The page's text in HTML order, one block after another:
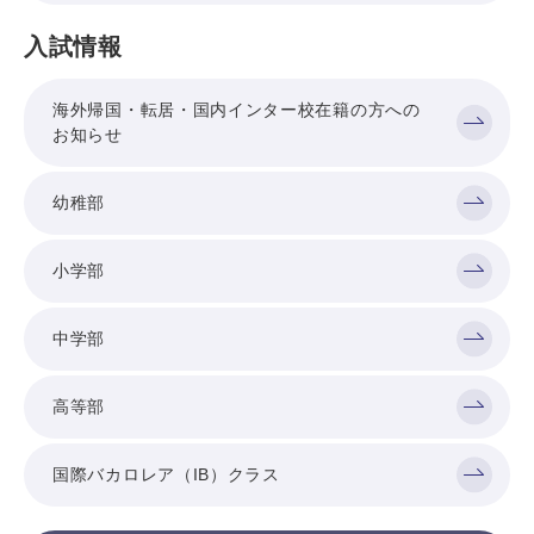
入試情報
海外帰国・転居・国内インター校在籍の方への
お知らせ
幼稚部
小学部
中学部
高等部
国際バカロレア（IB）クラス